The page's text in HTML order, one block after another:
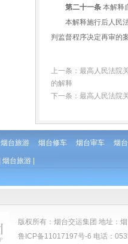
第二十一条 本解释
本解释施行后人民法
判监督程序决定再审的
上一条： 最高人民法院
的解释
下一条： 最高人民法院
烟台旅游 烟台修车 烟台审车 烟
烟台旅游
版权所有：烟台交运集团 地址：
鲁ICP备11017197号-6 电话：